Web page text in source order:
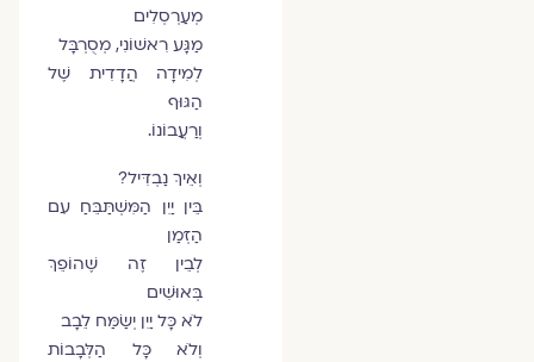
מְעַרְסְלִים
מַגָּע רִאשׁוֹנִי, מְסֻרְבָּל
לְמִידָה הֲדָדִית שֶׁל
הַגּוּף
וְרַעֲבוֹנוֹ.
וְאֵיךְ נַבְדִּיל?
בֵּין יַיִן הַמִּשְׁתַּבֵּחַ עִם
הַזְּמַן
לְבֵין זֶה שֶׁהוֹפֵךְ
בְּאוּשִׁים
לֹא כָּל יַיִן יְשַׂמַּח לֵבָב
וְלֹא כָּל הַלְּבָבוֹת